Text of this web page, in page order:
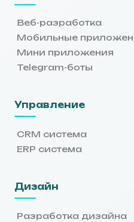
Веб-разработка
Мобильные
Мини приложения
Telegram-боты
Управление
CRM система
ERP система
Дизайн
Разработка дизайна